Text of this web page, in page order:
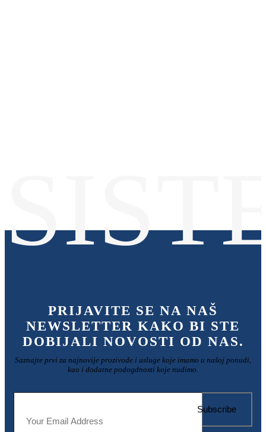
PRIJAVITE SE NA NAŠ
NEWSLETTER KAKO BI STE
DOBIJALI NOVOSTI OD NAS.
Saznajte prvi za najnovije prozivode i usluge koje imamo u našoj ponudi,
kao i dodatne podogdnosti koje nudimo.